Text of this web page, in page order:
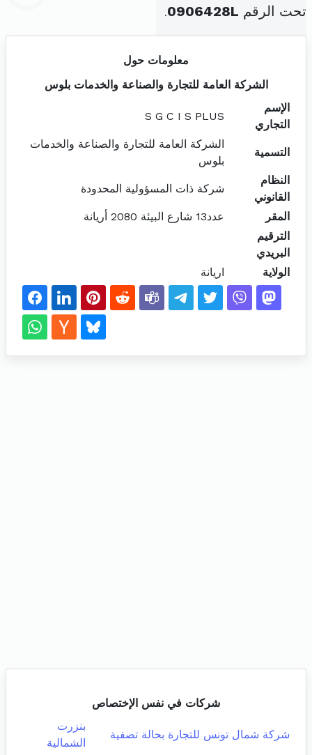
تحت الرقم 0906428L
.
معلومات حول
الشركة العامة للتجارة والصناعة والخدمات بلوس
الإسم
التجاري
S G C I S PLUS
التسمية
الشركة العامة للتجارة والصناعة والخدمات
بلوس
النظام
القانوني
شركة ذات المسؤولية المحدودة
المقر
عدد13 شارع البيئة 2080 أريانة
الترقيم
البريدي
الولاية
اريانة
شركات في نفس الإختصاص
شركة شمال تونس للتجارة بحالة تصفية
بنزرت
الشمالية